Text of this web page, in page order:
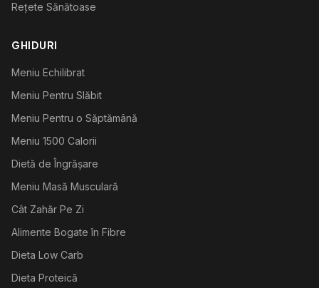
Rețete Sănătoase
GHIDURI
Meniu Echilibrat
Meniu Pentru Slăbit
Meniu Pentru o Săptămână
Meniu 1500 Calorii
Dietă de Îngrășare
Meniu Masă Musculară
Cât Zahăr Pe Zi
Alimente Bogate în Fibre
Dieta Low Carb
Dieta Proteică